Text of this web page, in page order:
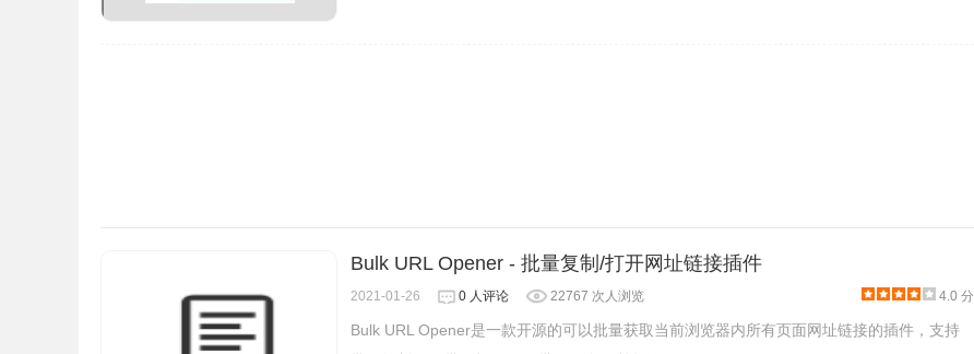
Bulk URL Opener - 批量复制/打开网址链接插件
2021-01-26 0 人评论 22767 次人浏览 4.0 分
Bulk URL Opener是一款开源的可以批量获取当前浏览器内所有页面网址链接的插件，支持